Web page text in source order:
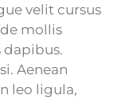
velit cursus
mollis
dapibus.
Aenean
leo ligula,